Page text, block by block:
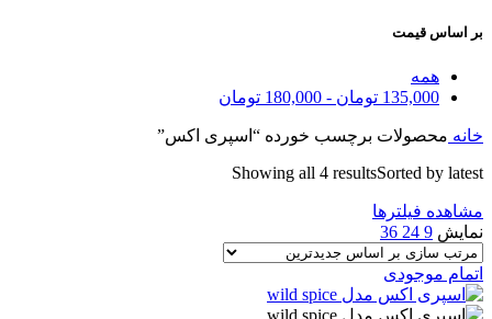
بر اساس قیمت
همه
135,000 تومان -
180,000 تومان
خانه محصولات برچسب خورده “اسپری اکس”
Showing all 4 resultsSorted by latest
مشاهده فیلترها
نمایش 9
24
36
اتمام موجودی